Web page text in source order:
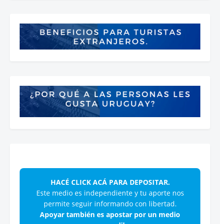
HACÉ CLICK ACÁ PARA DEPOSITAR.
Este medio es independiente y tu aporte nos
permite seguir informando con libertad.
Apoyar también es apostar por un medio